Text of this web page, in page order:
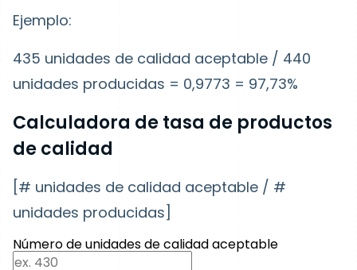
Ejemplo:
435 unidades de calidad aceptable / 440
unidades producidas = 0,9773 = 97,73%
Calculadora de tasa de productos
de calidad
[# unidades de calidad aceptable / #
unidades producidas]
Número de unidades de calidad aceptable